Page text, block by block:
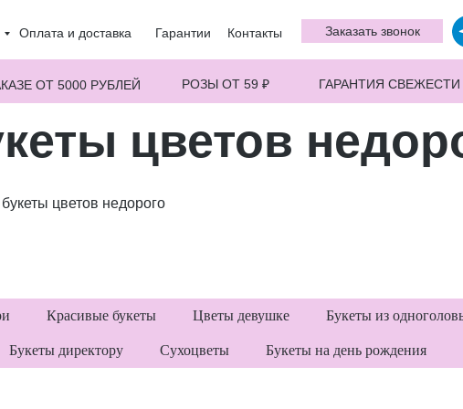
Оплата и доставка Гарантии Контакты Заказать звонок
ОТ 5000 РУБЛЕЙ РОЗЫ ОТ 59 ₽ ГАРАНТИЯ СВЕЖЕСТИ
цветов
цветов недорого
Красивые букеты Цветы девушке Букеты из
Букеты директору Сухоцветы Букеты на день рождения